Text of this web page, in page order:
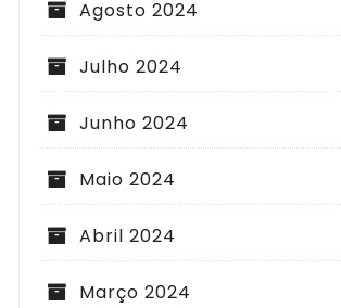
Agosto 2024
Julho 2024
Junho 2024
Maio 2024
Abril 2024
Março 2024